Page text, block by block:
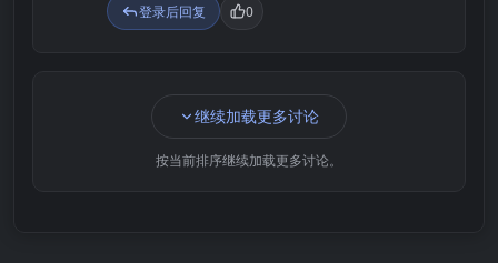
登录后回复 0
继续加载更多讨论
按当前排序继续加载更多讨论。